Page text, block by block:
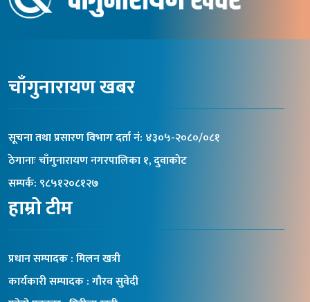
चाँगुनारायण खबर
सूचना तथा प्रसारण विभाग दर्ता नंं: ४३०५-२०८०/०८१
ठेगानाः चाँगुनारायण नगरपालिका १, दुवाकोट
सम्पर्क: ९८५१२०८१२७
हाम्रो टीम
प्रधान सम्पादक : मिलन खत्री
कार्यकारी सम्पादक : गौरव सुवेदी